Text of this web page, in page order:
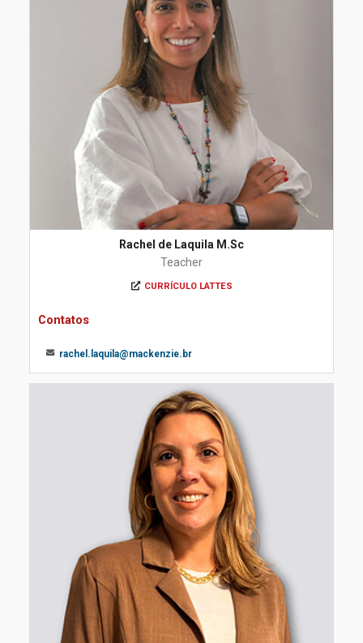
Rachel de Laquila M.Sc
Teacher
CURRÍCULO LATTES
Contatos
rachel.laquila@mackenzie.br